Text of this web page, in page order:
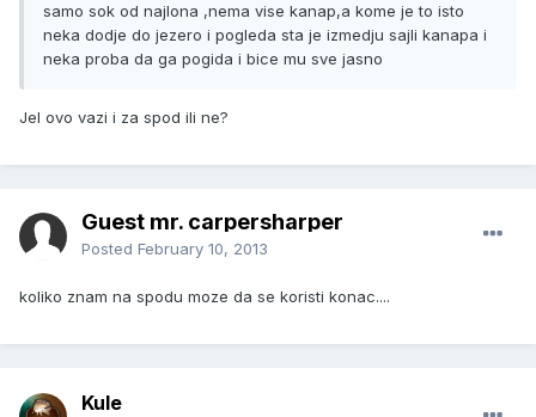
samo sok od najlona ,nema vise kanap,a kome je to isto
neka dodje do jezero i pogleda sta je izmedju sajli kanapa i
neka proba da ga pogida i bice mu sve jasno
Jel ovo vazi i za spod ili ne?
Guest mr. carpersharper
Posted February 10, 2013
koliko znam na spodu moze da se koristi konac....
Kule